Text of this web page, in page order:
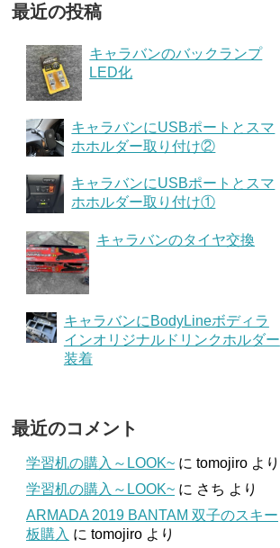
最近の投稿
キャラバンのバックランプ
LED化
キャラバンにUSBポートとスマ
ホホルダー取り付け②
キャラバンにUSBポートとスマ
ホホルダー取り付け①
キャラバンのタイヤ交換
キャラバンにBodyLineボディラ
インオリジナルドリンクホルダー
装着
最近のコメント
学習机の購入～LOOK~ に tomojiro より
学習机の購入～LOOK~ に さち より
ARMADA 2019 BANTAM 双子のスキー
板購入 に tomojiro より